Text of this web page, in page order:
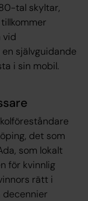
tal skyltar,
vid
självguidande
i sin mobil.
det som
som lokalt
för kvinnlig
rätt i
decennier